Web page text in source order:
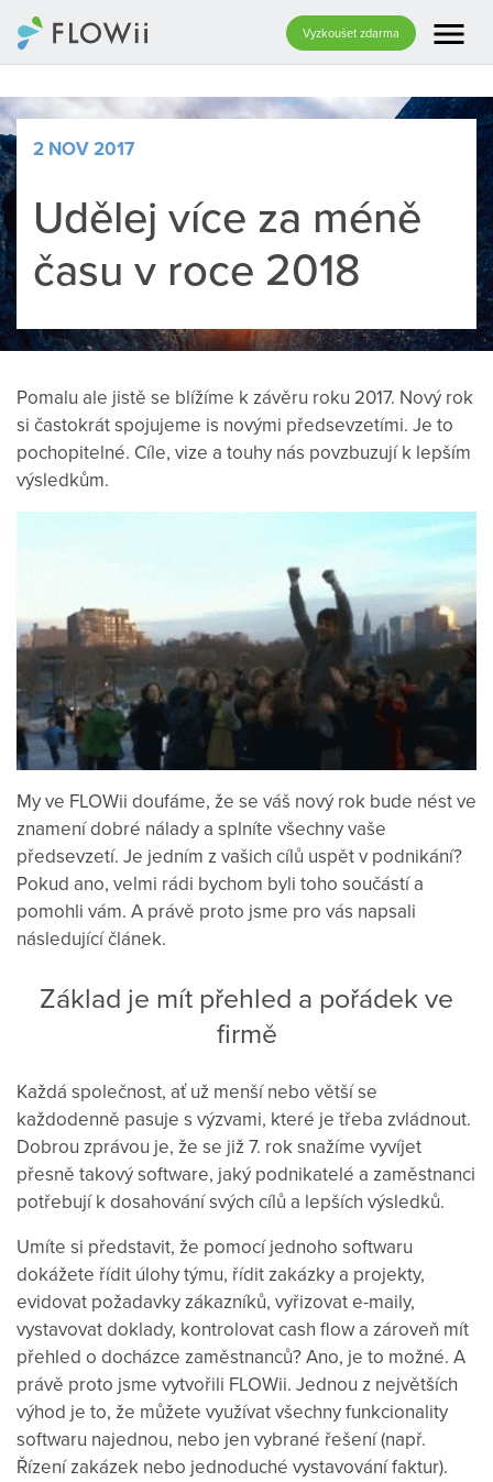
Vyzkoušet zdarma menu
2 NOV 2017
Udělej více za méně
času v roce 2018
Pomalu ale jistě se blížíme k závěru roku 2017. Nový rok
si častokrát spojujeme is novými předsevzetími. Je to
pochopitelné. Cíle, vize a touhy nás povzbuzují k lepším
výsledkům.
My ve FLOWii doufáme, že se váš nový rok bude nést ve
znamení dobré nálady a splníte všechny vaše
předsevzetí. Je jedním z vašich cílů uspět v podnikání?
Pokud ano, velmi rádi bychom byli toho součástí a
pomohli vám. A právě proto jsme pro vás napsali
následující článek.
Základ je mít přehled a pořádek ve
firmě
Každá společnost, ať už menší nebo větší se
každodenně pasuje s výzvami, které je třeba zvládnout.
Dobrou zprávou je, že se již 7. rok snažíme vyvíjet
přesně takový software, jaký podnikatelé a zaměstnanci
potřebují k dosahování svých cílů a lepších výsledků.
Umíte si představit, že pomocí jednoho softwaru
dokážete řídit úlohy týmu, řídit zakázky a projekty,
evidovat požadavky zákazníků, vyřizovat e-maily,
vystavovat doklady, kontrolovat cash flow a zároveň mít
přehled o docházce zaměstnanců? Ano, je to možné. A
právě proto jsme vytvořili FLOWii. Jednou z největších
výhod je to, že můžete využívat všechny funkcionality
softwaru najednou, nebo jen vybrané řešení (např.
Řízení zakázek nebo jednoduché vystavování faktur).